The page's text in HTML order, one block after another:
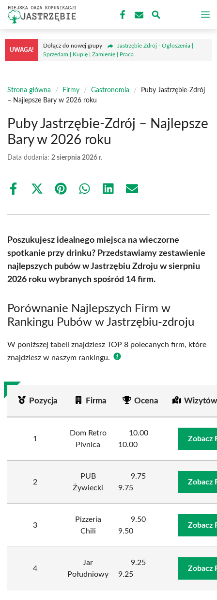
Przejdź
treści
UWAGA!
Dołącz do nowej grupy
Jastrzębie Zdrój - Ogłoszenia |
Sprzedam | Kupię | Zamienię | Praca
Strona główna / Firmy / Gastronomia /
Puby Jastrzębie-Zdrój
– Najlepsze Bary w 2026 roku
Puby Jastrzębie-Zdrój – Najlepsze
Bary w 2026 roku
Data dodania: 2 sierpnia 2026 r.
Share
Share
(Twitter)
Share Share Share Share
Poszukujesz idealnego miejsca na wieczorne
spotkanie przy drinku? Przedstawiamy zestawienie
najlepszych pubów w Jastrzębiu Zdroju w sierpniu
2026 roku wybranych spośród 14 firm.
Porównanie Najlepszych Firm w
Rankingu Pubów w Jastrzębiu-zdroju
W poniższej tabeli znajdziesz TOP 8 polecanych firm, które
znajdziesz w naszym rankingu.
Pozycja Firma Ocena
1
Dom Retro
Pivnica
10.00
10.00
Zobacz
2
PUB
Żywiecki
9.75
9.75
Zobacz
3
Pizzeria
Chili
9.50
9.50
Zobacz
4
Jar
Południowy
9.25
9.25
Zobacz